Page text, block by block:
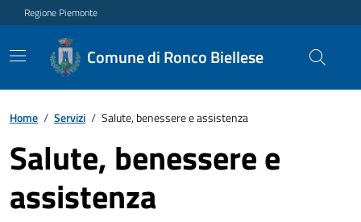
Regione Piemonte
Comune di Ronco Biellese
Home / Servizi / Salute, benessere e assistenza
Salute, benessere e
assistenza